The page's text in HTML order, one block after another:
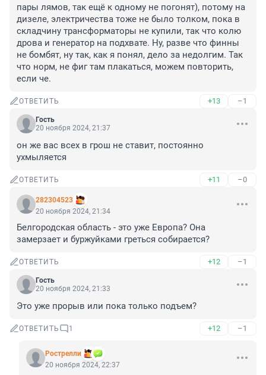
пары лямов, так ещё к одному не погонят), потому на
дизеле, электричества тоже не было толком, пока в
складчину трансформаторы не купили, так что колю
дрова и генератор на подхвате. Ну, разве что финны
не бомбят, ну так, как я понял, дело за недолгим. Так
что норм, не фиг там плакаться, можем повторить,
если че.
ОТВЕТИТЬ +13 –1
Гость
20 ноября 2024, 21:37
он же вас всех в грош не ставит, постоянно
ухмыляется
ОТВЕТИТЬ +11 –0
282304523
20 ноября 2024, 21:34
Белгородская область - это уже Европа? Она
замерзает и буржуйками греться собирается?
ОТВЕТИТЬ +12 –1
Гость
20 ноября 2024, 21:33
Это уже прорыв или пока только подъем?
ОТВЕТИТЬ 1 +12 –1
Рострелли
20 ноября 2024, 22:37